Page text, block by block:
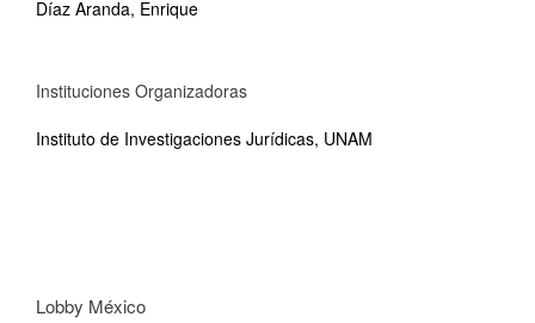
Díaz Aranda, Enrique
Instituciones Organizadoras
Instituto de Investigaciones Jurídicas, UNAM
Lobby México